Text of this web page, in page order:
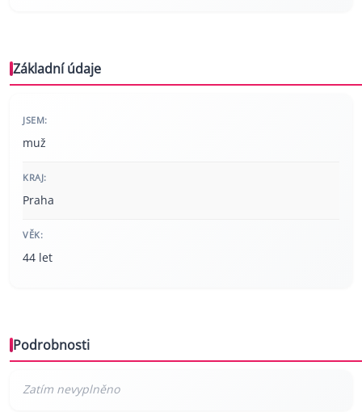
Základní údaje
JSEM:
muž
KRAJ:
Praha
VĚK:
44 let
Podrobnosti